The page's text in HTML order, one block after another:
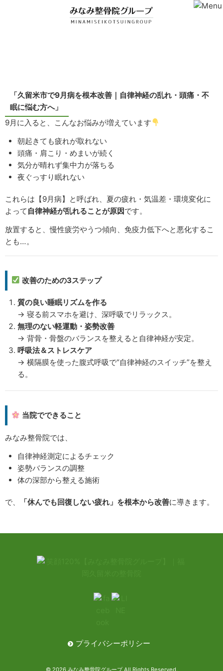
「久留米市で9月病を根本改善｜自律神経の乱れ・頭痛・不
眠に悩む方へ」
9月に入ると、こんなお悩みが増えています
朝起きても疲れが取れない
頭痛・肩こり・めまいが続く
気分が晴れず集中力が落ちる
夜ぐっすり眠れない
これらは【9月病】と呼ばれ、夏の疲れ・気温差・環境変化に
よって 自律神経が乱れることが原因です。
放置すると、慢性疲労やうつ傾向、免疫力低下へと悪化するこ
とも…。
改善のための3ステップ
質の良い睡眠リズムを作る
→ 寝る前スマホを避け、深呼吸でリラックス。
無理のない軽運動・姿勢改善
→ 背骨・骨盤のバランスを整えると自律神経が安定。
呼吸法＆ストレスケア
→ 横隔膜を使った腹式呼吸で“自律神経のスイッチ”を整え
る。
当院でできること
みなみ整骨院では、
自律神経測定によるチェック
姿勢バランスの調整
体の深部から整える施術
で、 「休んでも回復しない疲れ」を根本から改善に導きます。
プライバシーポリシー